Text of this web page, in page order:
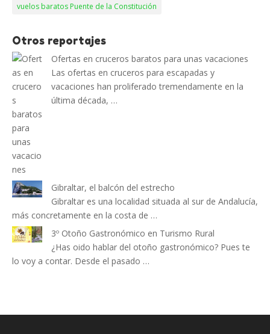
vuelos baratos Puente de la Constitución
Otros reportajes
Ofertas en cruceros baratos para unas vacaciones
Las ofertas en cruceros para escapadas y
vacaciones han proliferado tremendamente en la
última década, …
Gibraltar, el balcón del estrecho
Gibraltar es una localidad situada al sur de Andalucía,
más concretamente en la costa de …
3º Otoño Gastronómico en Turismo Rural
¿Has oido hablar del otoño gastronómico? Pues te
lo voy a contar. Desde el pasado …